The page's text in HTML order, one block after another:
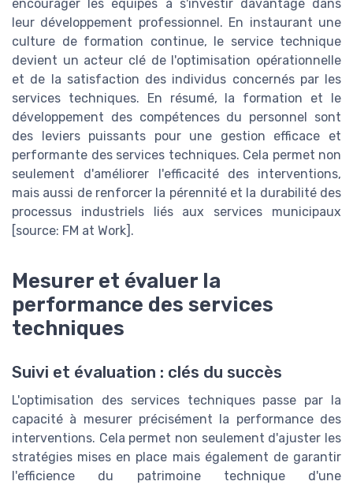
encourager les équipes à s'investir davantage dans
leur développement professionnel. En instaurant une
culture de formation continue, le service technique
devient un acteur clé de l'optimisation opérationnelle
et de la satisfaction des individus concernés par les
services techniques. En résumé, la formation et le
développement des compétences du personnel sont
des leviers puissants pour une gestion efficace et
performante des services techniques. Cela permet non
seulement d'améliorer l'efficacité des interventions,
mais aussi de renforcer la pérennité et la durabilité des
processus industriels liés aux services municipaux
[source: FM at Work].
Mesurer et évaluer la
performance des services
techniques
Suivi et évaluation : clés du succès
L'optimisation des services techniques passe par la
capacité à mesurer précisément la performance des
interventions. Cela permet non seulement d'ajuster les
stratégies mises en place mais également de garantir
l'efficience du patrimoine technique d'une